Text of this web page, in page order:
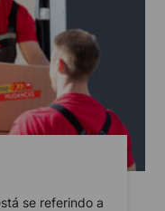
se referindo a